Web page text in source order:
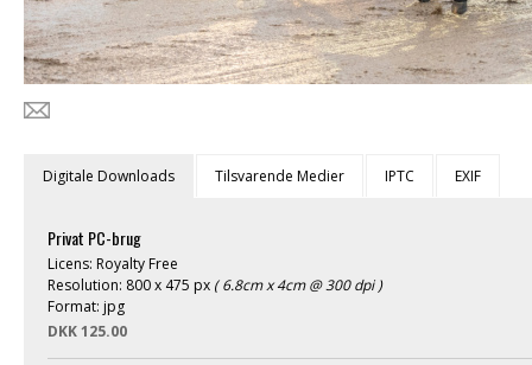
Digitale Downloads Tilsvarende Medier IPTC EXIF
Privat PC-brug
Licens: Royalty Free
Resolution: 800 x 475 px ( 6.8cm x 4cm @ 300 dpi )
Format: jpg
DKK 125.00